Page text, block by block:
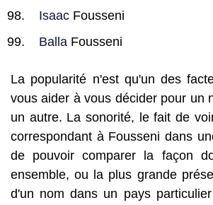
Isaac Fousseni
Balla Fousseni
La popularité n'est qu'un des
vous aider à vous décider pour un
un autre. La sonorité, le fait de
correspondant à Fousseni dans
de pouvoir comparer la façon
ensemble, ou la plus grande
d'un nom dans un pays